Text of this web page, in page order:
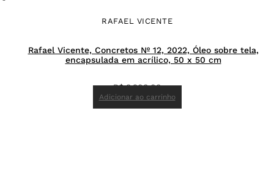
RAFAEL VICENTE
Rafael Vicente, Concretos Nº 12, 2022, Óleo sobre tela,
encapsulada em acrílico, 50 x 50 cm
R$8.900,00
Adicionar ao carrinho